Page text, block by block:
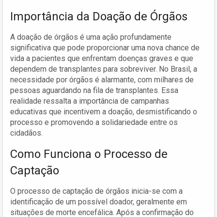
Importância da Doação de Órgãos
A doação de órgãos é uma ação profundamente
significativa que pode proporcionar uma nova chance de
vida a pacientes que enfrentam doenças graves e que
dependem de transplantes para sobreviver. No Brasil, a
necessidade por órgãos é alarmante, com milhares de
pessoas aguardando na fila de transplantes. Essa
realidade ressalta a importância de campanhas
educativas que incentivem a doação, desmistificando o
processo e promovendo a solidariedade entre os
cidadãos.
Como Funciona o Processo de
Captação
O processo de captação de órgãos inicia-se com a
identificação de um possível doador, geralmente em
situações de morte encefálica. Após a confirmação do